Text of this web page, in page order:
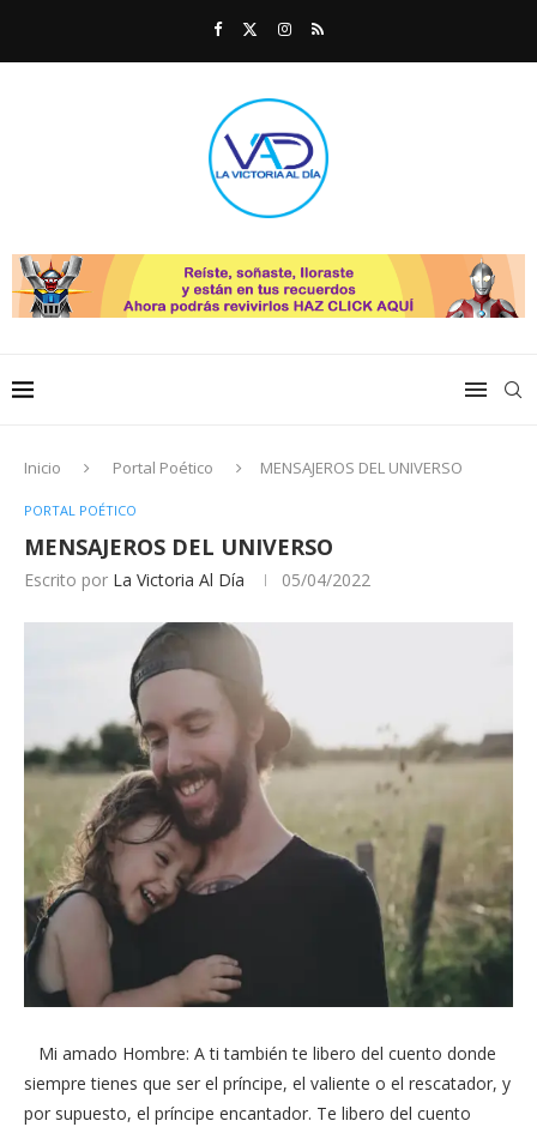
Inicio Portal Poético MENSAJEROS DEL UNIVERSO
PORTAL POÉTICO
MENSAJEROS DEL UNIVERSO
Escrito por La Victoria Al Día 05/04/2022
Mi amado Hombre: A ti también te libero del cuento donde
siempre tienes que ser el príncipe, el valiente o el rescatador, y
por supuesto, el príncipe encantador. Te libero del cuento